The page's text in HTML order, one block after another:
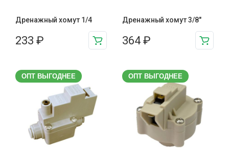
Дренажный хомут 1/4
233 ₽
Дренажный хомут 3/8"
364 ₽
ОПТ ВЫГОДНЕЕ ОПТ ВЫГОДНЕЕ